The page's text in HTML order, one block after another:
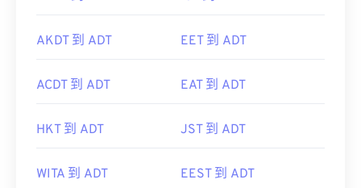
AKDT 到 ADT EET 到 ADT
ACDT 到 ADT EAT 到 ADT
HKT 到 ADT JST 到 ADT
WITA 到 ADT EEST 到 ADT